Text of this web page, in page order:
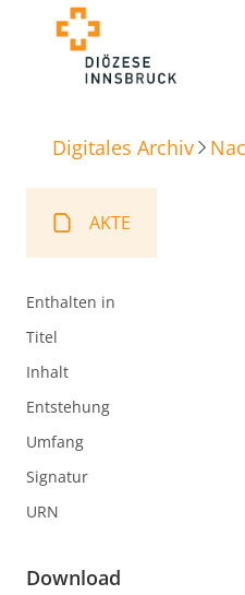
Digitales Archiv
AKTE
Enthalten in
Titel
Inhalt
Entstehung
Umfang
Signatur
URN
Download